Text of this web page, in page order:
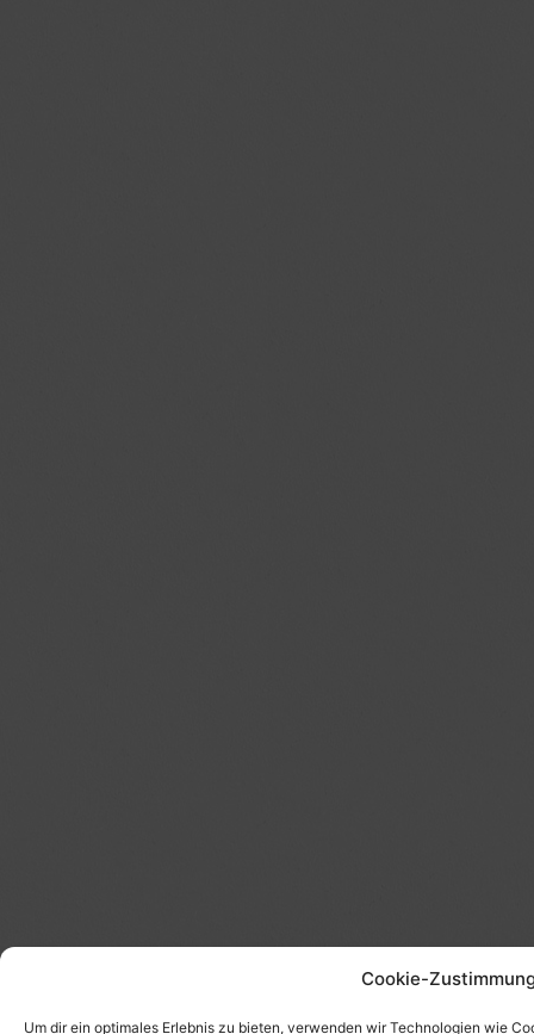
Cookie-
Um dir ein optimales Erlebnis zu bieten, verwenden wir Technologien wie